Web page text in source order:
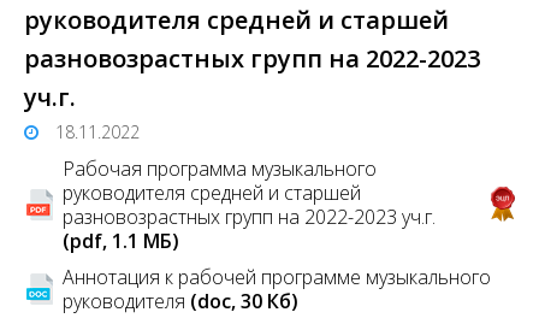
руководителя средней и старшей
разновозрастных групп на 2022-2023
уч.г.
18.11.2022
Рабочая программа музыкального
руководителя средней и старшей
разновозрастных групп на 2022-2023 уч.г.
(pdf, 1.1 MБ)
Аннотация к рабочей программе музыкального
руководителя (doc, 30 Кб)